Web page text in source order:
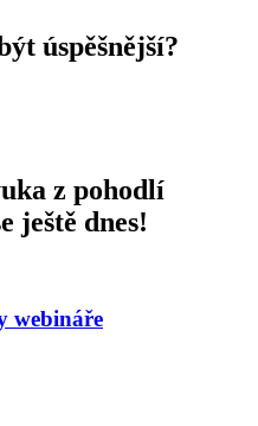
úspěšnější?
z pohodlí
ještě dnes!
webináře